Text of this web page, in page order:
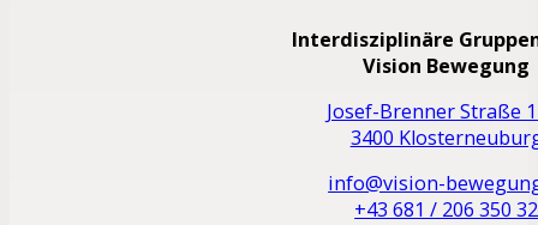
Interdisziplinäre
Vision Bewegung
Josef-Brenner Straße
3400
info@vision-
+43 681 / 206 350 32